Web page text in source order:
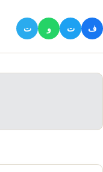
ف ت و ت